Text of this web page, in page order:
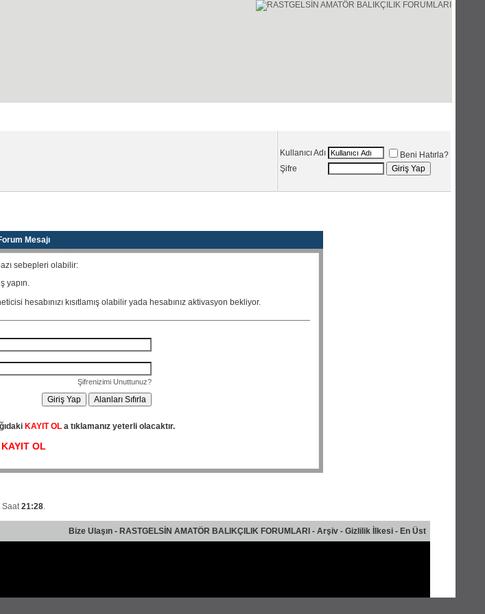
Kullanıcı Adı
Beni Hatırla?
Şifre
Mesajı
sebepleri olabilir:
yapın.
hesabınızı kısıtlamış olabilir yada hesabınız aktivasyon bekliyor.
Şifrenizimi Unuttunuz?
KAYIT OLa tıklamanız yeterli olacaktır.
KAYIT OL
Saat21:28.
Bize Ulaşın - RASTGELSİN AMATÖR BALIKÇILIK FORUMLARI -Arşiv -Gizlilik İlkesi - En Üst